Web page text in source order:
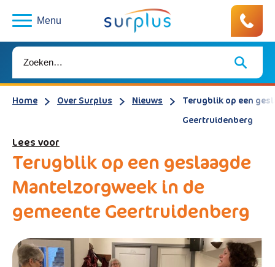
Menu
Home Over Surplus Nieuws
Terugblik op een
Geertruidenberg
Lees voor
Terugblik op een geslaagde
Mantelzorgweek in de
gemeente Geertruidenberg